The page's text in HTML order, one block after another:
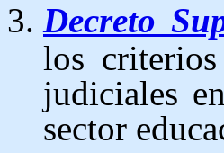
Decreto
los
judiciales
sector